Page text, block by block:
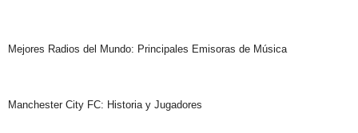
Mejores Radios del Mundo: Principales Emisoras de Música
Manchester City FC: Historia y Jugadores